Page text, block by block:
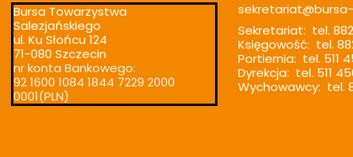
Bursa Towarzystwa
Salezjańskiego
ul. Ku Słońcu 124
71-080 Szczecin
nr konta Bankowego:
92 1600 1084 1844 7229 2000
0001(PLN)
Sekretariat: tel.
Księgowość: tel.
Portiernia: tel. 511
Dyrekcja: tel. 511
Wychowawcy: tel.